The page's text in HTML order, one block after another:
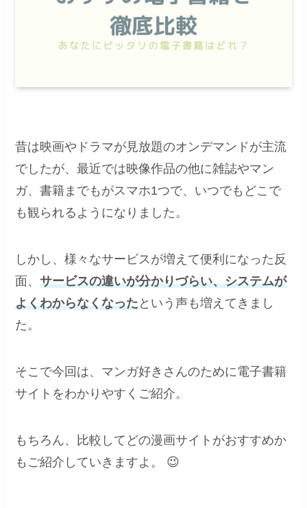
昔は映画やドラマが見放題のオンデマンドが主流
でしたが、最近では映像作品の他に雑誌やマン
ガ、書籍までもがスマホ1つで、いつでもどこで
も観られるようになりました。
しかし、様々なサービスが増えて便利になった反
面、サービスの違いが分かりづらい、システムが
よくわからなくなったという声も増えてきまし
た。
そこで今回は、マンガ好きさんのために電子書籍
サイトをわかりやすくご紹介。
もちろん、比較してどの漫画サイトがおすすめか
もご紹介していきますよ。 😉